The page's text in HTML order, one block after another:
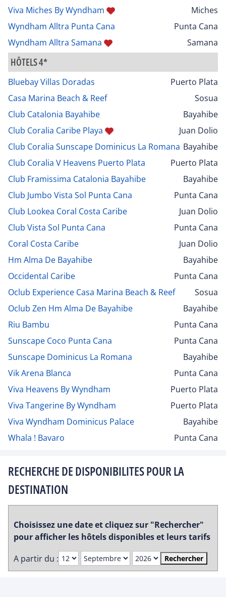
Viva Miches By Wyndham
Miches
Wyndham Alltra Punta Cana
Punta Cana
Wyndham Alltra Samana
Samana
HÔTELS 4*
Bluebay Villas Doradas
Puerto Plata
Casa Marina Beach & Reef
Sosua
Club Catalonia Bayahibe
Bayahibe
Club Coralia Caribe Playa
Juan Dolio
Club Coralia Sunscape Dominicus La Romana Bayahibe
Club Coralia V Heavens Puerto Plata
Puerto Plata
Club Framissima Catalonia Bayahibe
Bayahibe
Club Jumbo Vista Sol Punta Cana
Punta Cana
Club Lookea Coral Costa Caribe
Juan Dolio
Club Vista Sol Punta Cana
Punta Cana
Coral Costa Caribe
Juan Dolio
Hm Alma De Bayahibe
Bayahibe
Occidental Caribe
Punta Cana
Oclub Experience Casa Marina Beach & Reef
Sosua
Oclub Zen Hm Alma De Bayahibe
Bayahibe
Riu Bambu
Punta Cana
Sunscape Coco Punta Cana
Punta Cana
Sunscape Dominicus La Romana
Bayahibe
Vik Arena Blanca
Punta Cana
Viva Heavens By Wyndham
Puerto Plata
Viva Tangerine By Wyndham
Puerto Plata
Viva Wyndham Dominicus Palace
Bayahibe
Whala ! Bavaro
Punta Cana
RECHERCHE DE DISPONIBILITES POUR LA
DESTINATION
Choisissez une date et cliquez sur "Rechercher"
pour afficher les hôtels disponibles et leurs tarifs
A partir du :
Rechercher